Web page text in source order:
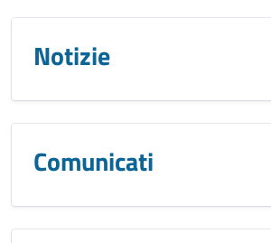
Notizie
Comunicati